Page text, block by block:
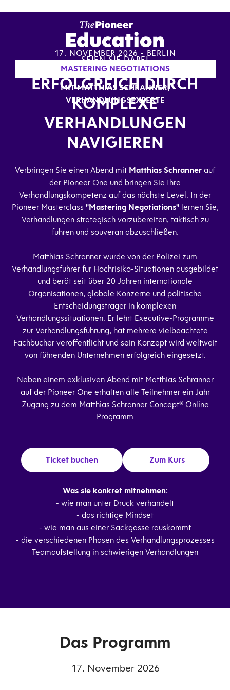
17. NOVEMBER 2026 - BERLIN
MASTERING NEGOTIATIONS
MIT MATTHIAS SCHRANNER,
VERHANDLUNGSEXPERTE
SEIEN SIE DABEI
ERFOLGREICH DURCH
KOMPLEXE
VERHANDLUNGEN
NAVIGIEREN
Verbringen Sie einen Abend mit Matthias Schranner auf
der Pioneer One und bringen Sie Ihre
Verhandlungskompetenz auf das nächste Level. In der
Pioneer Masterclass "Mastering Negotiations"lernen Sie,
Verhandlungen strategisch vorzubereiten, taktisch zu
führen und souverän abzuschließen.
Matthias Schranner wurde von der Polizei zum
Verhandlungsführer für Hochrisiko-Situationen ausgebildet
und berät seit über 20 Jahren internationale
Organisationen, globale Konzerne und politische
Entscheidungsträger in komplexen
Verhandlungssituationen. Er lehrt Executive-Programme
zur Verhandlungsführung, hat mehrere vielbeachtete
Fachbücher veröffentlicht und sein Konzept wird weltweit
von führenden Unternehmen erfolgreich eingesetzt.
Neben einem exklusiven Abend mit Matthias Schranner
auf der Pioneer One erhalten alle Teilnehmer ein Jahr
Zugang zu dem Matthias Schranner Concept® Online
Programm
Ticket buchen Zum Kurs
Was sie konkret mitnehmen:
- wie man unter Druck verhandelt
- das richtige Mindset
- wie man aus einer Sackgasse rauskommt
- die verschiedenen Phasen des Verhandlungsprozesses
Teamaufstellung in schwierigen Verhandlungen
Das Programm
17. November 2026